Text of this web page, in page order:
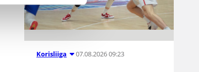
Korisliiga 07.08.2026 09:23